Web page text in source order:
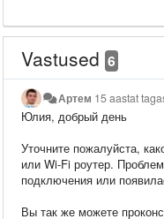
Vastused 6
Артем 15 aastat
Юлия, добрый день
Уточните пожалуйста,
или Wi-Fi роутер.
подключения или
Вы так же можете